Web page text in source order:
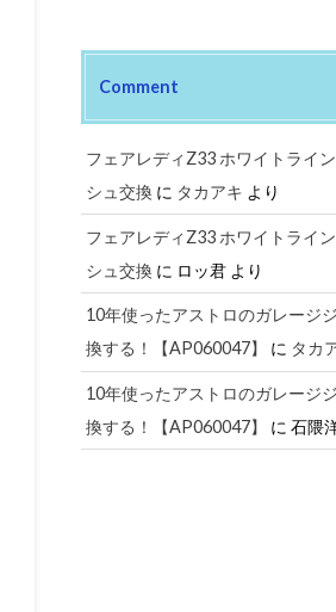
Comment
フェアレディZ33 ホワイトライ
シュ交換に タカアキ より
フェアレディZ33 ホワイトライ
シュ交換に ロッ君より
10年使ったアストロのガレージ
換する！【AP060047】
に タカ
10年使ったアストロのガレージ
換する！【AP060047】
に 石隈